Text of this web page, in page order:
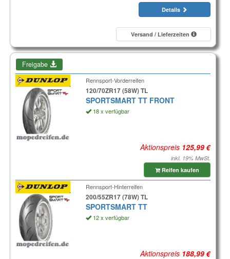
Details
Versand / Lieferzeiten
Freigabe
Rennsport-Vorderreifen
120/70ZR17 (58W) TL
SPORTSMART TT FRONT
18 x verfügbar
Aktionspreis
inkl. 19% MwSt.
Reifen kaufen
Rennsport-Hinterreifen
200/55ZR17 (78W) TL
SPORTSMART TT
12 x verfügbar
Aktionspreis